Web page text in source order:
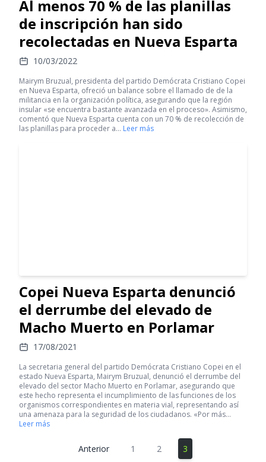
Al menos 70 % de las planillas
de inscripción han sido
recolectadas en Nueva Esparta
10/03/2022
Mairym Bruzual, presidenta del partido Demócrata Cristiano Copei
en Nueva Esparta, ofreció un balance sobre el llamado de de la
militancia en la organización política, asegurando que la región
insular «se encuentra bastante avanzada en el proceso». Asimismo,
comentó que Nueva Esparta cuenta con un 70 % de recolección de
las planillas para proceder a… Leer más
Copei Nueva Esparta denunció
el derrumbe del elevado de
Macho Muerto en Porlamar
17/08/2021
La secretaria general del partido Demócrata Cristiano Copei en el
estado Nueva Esparta, Mairym Bruzual, denunció el derrumbe del
elevado del sector Macho Muerto en Porlamar, asegurando que
este hecho representa el incumplimiento de las funciones de los
organismos correspondientes en materia vial, representando así
una amenaza para la seguridad de los ciudadanos. «Por más…
Leer más
Anterior 1 2 3